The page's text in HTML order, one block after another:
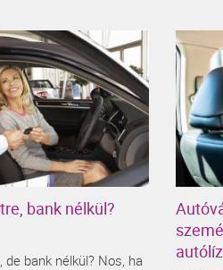
bank nélkül?
bank nélkül? Nos, ha